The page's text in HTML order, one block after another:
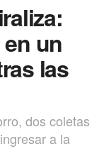
un
las
dos coletas
a la